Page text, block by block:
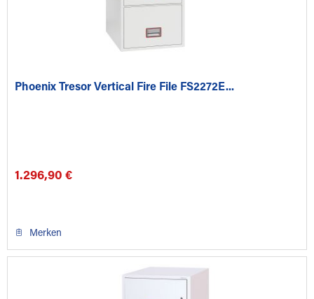
Phoenix Tresor Vertical Fire File FS2272E...
1.296,90 €
Merken